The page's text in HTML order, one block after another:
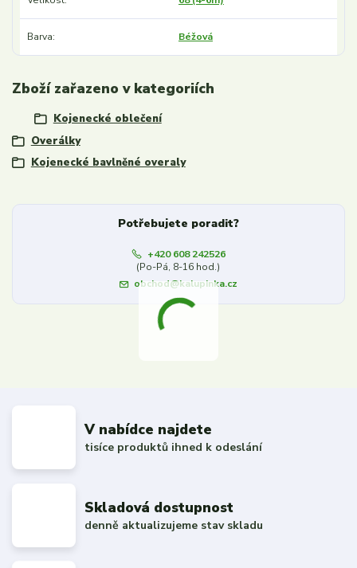
Barva Béžová
Zboží zařazeno v kategoriích
Kojenecké oblečení
Overálky
Kojenecké bavlněné overaly
Potřebujete poradit?
+420 608 242526
(Po-Pá, 8-16 hod.)
obchod@kalupinka.cz
V nabídce najdete
tisíce produktů ihned k odeslání
Skladová dostupnost
denně aktualizujeme stav skladu